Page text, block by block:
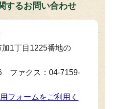
するお問い合わせ
1丁目1225番地の
ファクス：04-7159-
フォームをご利用く